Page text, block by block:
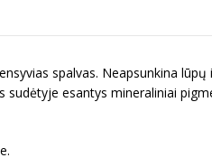
spalvas. Neapsunkina
esantys mineraliniai